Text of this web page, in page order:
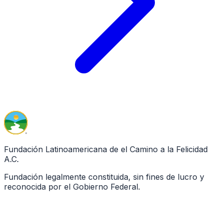
Fundación Latinoamericana de el Camino a la Felicidad
A.C.
Fundación legalmente constituida, sin fines de lucro y
reconocida por el Gobierno Federal.